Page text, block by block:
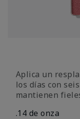
Aplica un
los días con
mantienen
.14 de onza